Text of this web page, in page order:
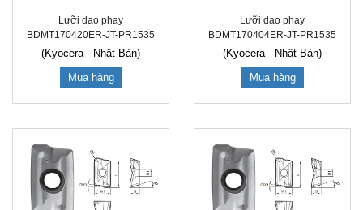
Lưỡi dao phay
BDMT170420ER-JT-PR1535
(Kyocera - Nhật Bản)
Mua hàng
Lưỡi dao phay
BDMT170404ER-JT-PR1535
(Kyocera - Nhật Bản)
Mua hàng